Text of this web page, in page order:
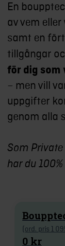
En
av vem
samt en
tillgångar
för dig som
– men vill
uppgifter
genom alla
Som
har du
(ord. pris 1
0 kr